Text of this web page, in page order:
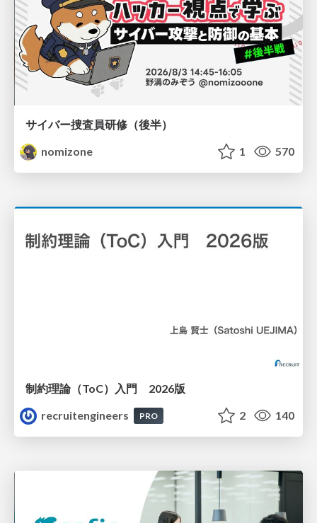
サイバー捜査員研修（後半）
nomizone
1 570
制約理論（ToC）入門 2026版
recruitengineers
PRO 2 140